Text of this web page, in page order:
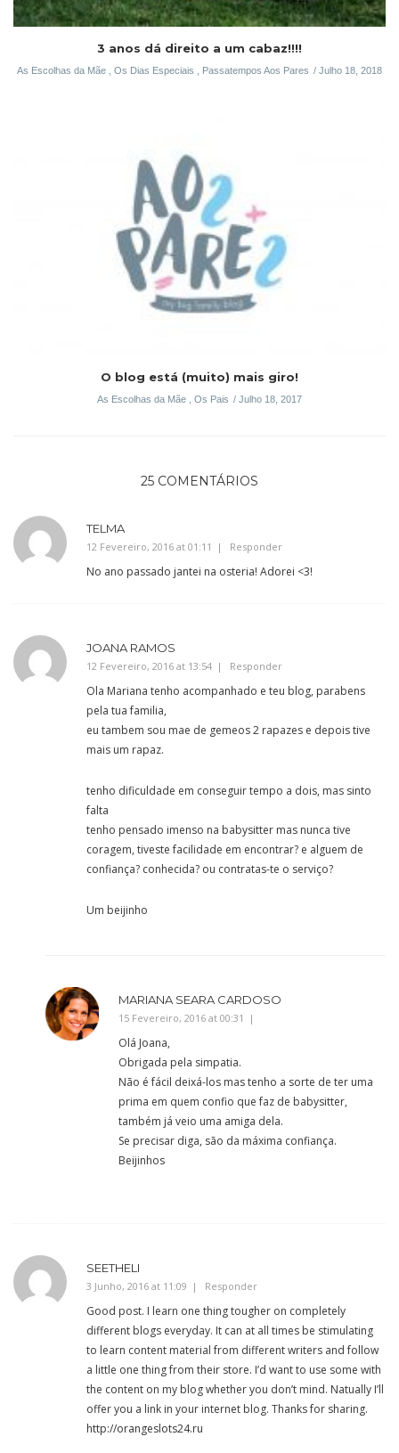
3 anos dá direito a um cabaz!!!!
As Escolhas da Mãe Os Dias Especiais Passatempos Aos Pares Julho 18, 2018
O blog está (muito) mais giro!
As Escolhas da Mãe Os Pais Julho 18, 2017
25 COMENTÁRIOS
TELMA
12 Fevereiro, 2016 at 01:11 Responder
No ano passado jantei na osteria! Adorei <3!
JOANA RAMOS
12 Fevereiro, 2016 at 13:54 Responder
Ola Mariana tenho acompanhado e teu blog, parabens
pela tua familia,
eu tambem sou mae de gemeos 2 rapazes e depois tive
mais um rapaz.
tenho dificuldade em conseguir tempo a dois, mas sinto
falta
tenho pensado imenso na babysitter mas nunca tive
coragem, tiveste facilidade em encontrar? e alguem de
confiança? conhecida? ou contratas-te o serviço?
Um beijinho
MARIANA SEARA CARDOSO
15 Fevereiro, 2016 at 00:31
Olá Joana,
Obrigada pela simpatia.
Não é fácil deixá-los mas tenho a sorte de ter uma
prima em quem confio que faz de babysitter,
também já veio uma amiga dela.
Se precisar diga, são da máxima confiança.
Beijinhos
SEETHELI
3 Junho, 2016 at 11:09 Responder
Good post. I learn one thing tougher on completely
different blogs everyday. It can at all times be stimulating
to learn content material from different writers and follow
a little one thing from their store. I’d want to use some with
the content on my blog whether you don’t mind. Natually I’ll
offer you a link in your internet blog. Thanks for sharing.
http://orangeslots24.ru